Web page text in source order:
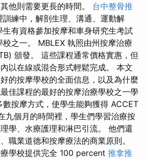
他則需要更長的時間。 台中整骨推
訓練中，解剖生理、溝通、運動解
有資格參加按摩和車身研究生考試
校之一。 MBLEX 執照由州按摩治療
頒發。 這些課程通常價格實惠，但
以在線或混合形式輕鬆完成。 本文
的按摩學校的全面信息，以及為什麼
佳課程的最好的按摩治療學校之一學
按摩方式，使學生能夠獲得 ACCET
九個月的時間裡，學生們學習治療按
學、水療護理和淋巴引流。 他們還
職業道德和按摩療法的商業原則。
學校提供完全 100 percent 推拿推